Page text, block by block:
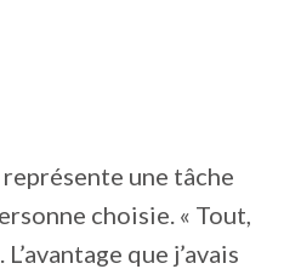
une tâche
choisie. « Tout,
que j’avais